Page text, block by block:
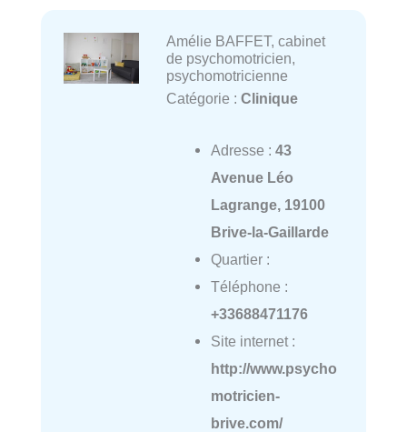
Amélie BAFFET, cabinet
de psychomotricien,
psychomotricienne
Catégorie : Clinique
Adresse : 43
Avenue Léo
Lagrange, 19100
Brive-la-Gaillarde
Quartier :
Téléphone :
+33688471176
Site internet :
http://www.psycho
motricien-
brive.com/